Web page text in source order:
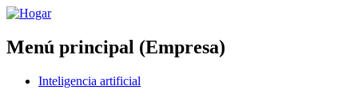
Menú principal (Empresa)
Inteligencia artificial